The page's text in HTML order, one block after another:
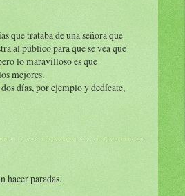
que trataba de una señora que
al público para que se vea que
lo maravilloso es que
mejores.
días, por ejemplo y dedícate,
hacer paradas.